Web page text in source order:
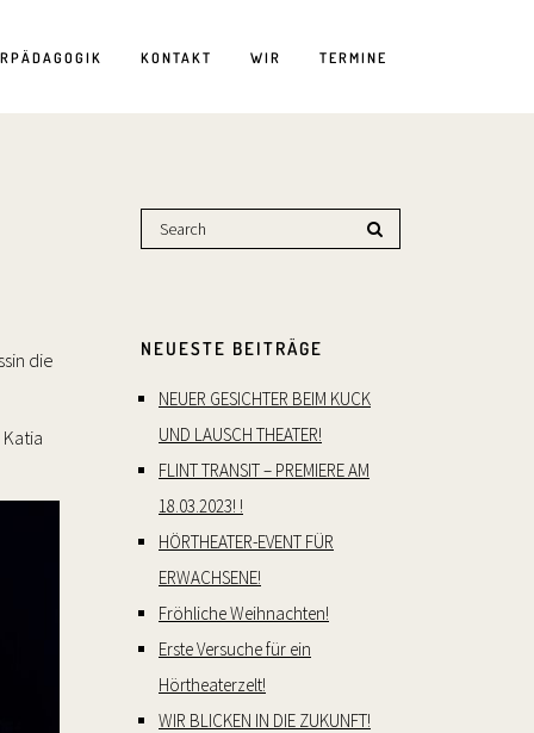
KONTAKT WIR TERMINE
die NEUESTE BEITRÄGE
NEUER GESICHTER BEIM KUCK
UND LAUSCH THEATER!
FLINT TRANSIT – PREMIERE AM
18.03.2023! !
HÖRTHEATER-EVENT FÜR
ERWACHSENE!
Fröhliche Weihnachten!
Erste Versuche für ein
Hörtheaterzelt!
WIR BLICKEN IN DIE ZUKUNFT!